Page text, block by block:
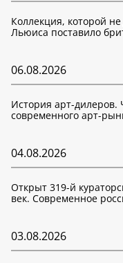
Коллекция, которой
Льюиса поставило
06.08.2026
История арт-дилеров.
современного арт-
04.08.2026
Открыт 319-й
век. Современное
03.08.2026